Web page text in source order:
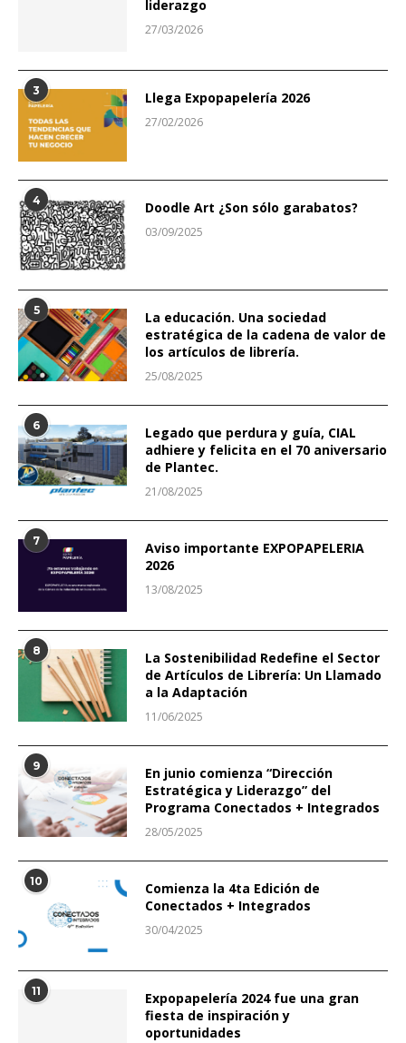
liderazgo
27/03/2026
3 Llega Expopapelería 2026
27/02/2026
4 Doodle Art ¿Son sólo garabatos?
03/09/2025
5
La educación. Una sociedad
estratégica de la cadena de valor de
los artículos de librería.
25/08/2025
6
Legado que perdura y guía, CIAL
adhiere y felicita en el 70 aniversario
de Plantec.
21/08/2025
7
Aviso importante EXPOPAPELERIA
2026
13/08/2025
8
La Sostenibilidad Redefine el Sector
de Artículos de Librería: Un Llamado
a la Adaptación
11/06/2025
9
En junio comienza “Dirección
Estratégica y Liderazgo” del
Programa Conectados + Integrados
28/05/2025
10
Comienza la 4ta Edición de
Conectados + Integrados
30/04/2025
11
Expopapelería 2024 fue una gran
fiesta de inspiración y
oportunidades